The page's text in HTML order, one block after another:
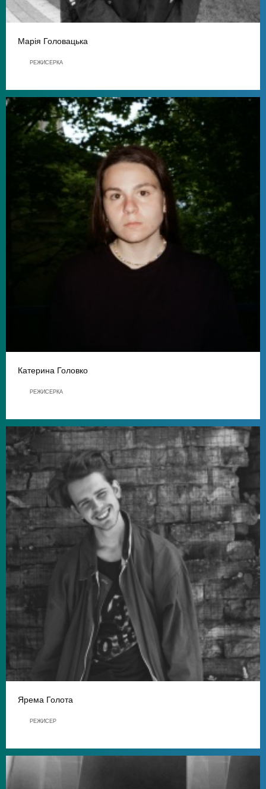
Марія Головацька
РЕЖИСЕРКА
Катерина Головко
РЕЖИСЕРКА
Ярема Голота
РЕЖИСЕР